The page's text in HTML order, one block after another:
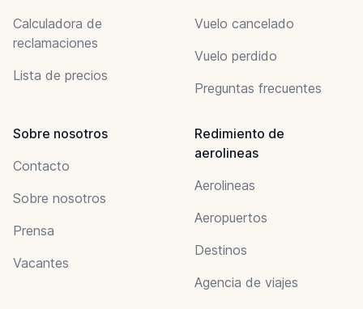
Calculadora de
reclamaciones
Lista de precios
Vuelo cancelado
Vuelo perdido
Preguntas frecuentes
Sobre nosotros
Contacto
Sobre nosotros
Prensa
Vacantes
Redimiento de
aerolineas
Aerolineas
Aeropuertos
Destinos
Agencia de viajes